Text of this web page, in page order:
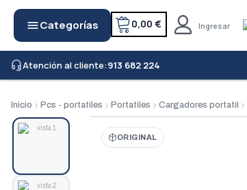
menuCategorías 0,00 € Ingresar
headset_micAtención al cliente:913 682 224
Inicio Pcs - portatiles Portatiles Cargadores portatil
ORIGINAL